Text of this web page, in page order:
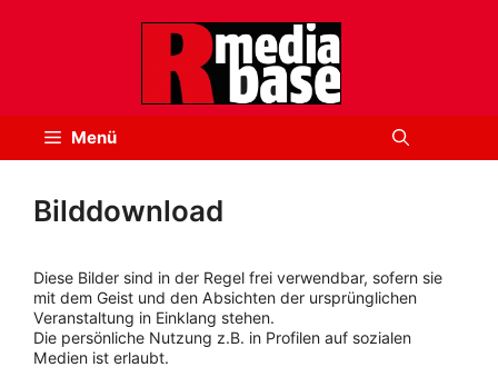
Menü
Bilddownload
Diese Bilder sind in der Regel frei verwendbar, sofern sie
mit dem Geist und den Absichten der ursprünglichen
Veranstaltung in Einklang stehen.
Die persönliche Nutzung z.B. in Profilen auf sozialen
Medien ist erlaubt.